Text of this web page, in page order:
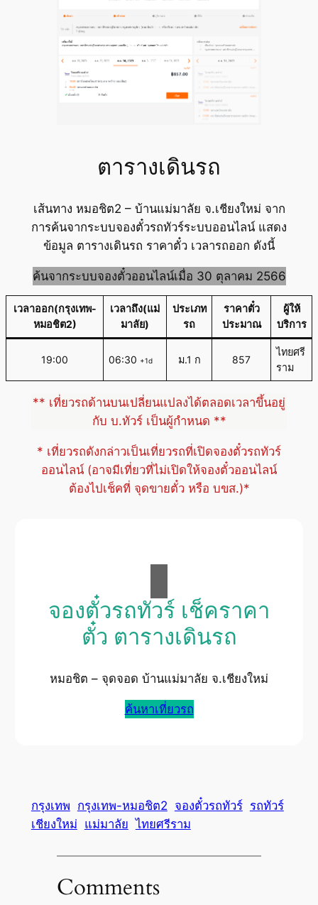
ตารางเดินรถ
เส้นทาง หมอชิต2 – บ้านแม่มาลัย จ.เชียงใหม่ จาก
การค้นจากระบบจองตั๋วรถทัวร์ระบบออนไลน์ แสดง
ข้อมูล ตารางเดินรถ ราคาตั๋ว เวลารถออก ดังนี้
ค้นจากระบบจองตั๋วออนไลน์เมื่อ 30 ตุลาคม 2566
เวลาออก(กรุงเทพ-
หมอชิต2)
เวลาถึง(แม่
มาลัย)
ประเภท
รถ
ราคาตั๋ว
ประมาณ
ผู้ให้
บริการ
19:00 06:30 +1d ม.1 ก 857
ไทยศรี
ราม
** เที่ยวรถด้านบนเปลี่ยนแปลงได้ตลอดเวลาขึ้นอยู่
กับ บ.ทัวร์ เป็นผู้กำหนด **
* เที่ยวรถดังกล่าวเป็นเที่ยวรถที่เปิดจองตั๋วรถทัวร์
ออนไลน์ (อาจมีเที่ยวที่ไม่เปิดให้จองตั๋วออนไลน์
ต้องไปเช็คที่ จุดขายตั๋ว หรือ บขส.)*
จองตั๋วรถทัวร์ เช็คราคา
ตั๋ว ตารางเดินรถ
หมอชิต – จุดจอด บ้านแม่มาลัย จ.เชียงใหม่
ค้นหาเที่ยวรถ
กรุงเทพ กรุงเทพ-หมอชิต2 จองตั๋วรถทัวร์ รถทัวร์
เชียงใหม่ แม่มาลัย ไทยศรีราม
Comments